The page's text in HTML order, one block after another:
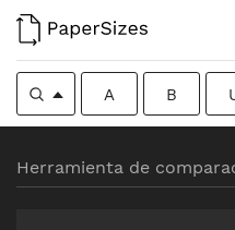
A B
Herramienta de